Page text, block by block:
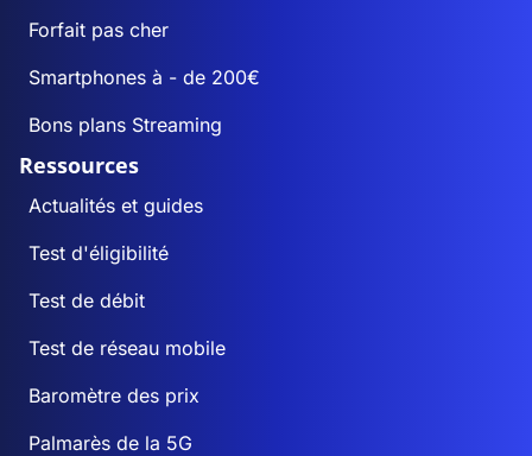
Forfait pas cher
Smartphones à - de 200€
Bons plans Streaming
Ressources
Actualités et guides
Test d'éligibilité
Test de débit
Test de réseau mobile
Baromètre des prix
Palmarès de la 5G